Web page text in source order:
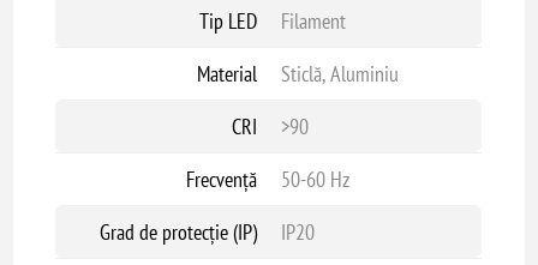
Tip LED
Filament
Material
Sticlă, Aluminiu
CRI
>90
Frecvență
50-60 Hz
Grad de protecție (IP)
IP20